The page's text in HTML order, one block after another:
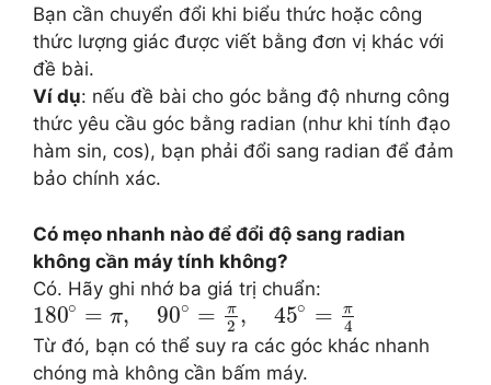
Bạn cần chuyển đổi khi biểu thức hoặc công
thức lượng giác được viết bằng đơn vị khác với
đề bài.
Ví dụ: nếu đề bài cho góc bằng độ nhưng công
thức yêu cầu góc bằng radian (như khi tính đạo
hàm sin, cos), bạn phải đổi sang radian để đảm
bảo chính xác.
Có mẹo nhanh nào để đổi độ sang radian
không cần máy tính không?
Có. Hãy ghi nhớ ba giá trị chuẩn:
180∘ = π, 90∘ = π
2 , 45∘ = π
4
Từ đó, bạn có thể suy ra các góc khác nhanh
chóng mà không cần bấm máy.